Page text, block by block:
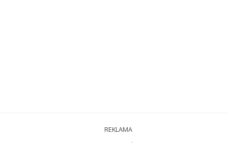
REKLAMA